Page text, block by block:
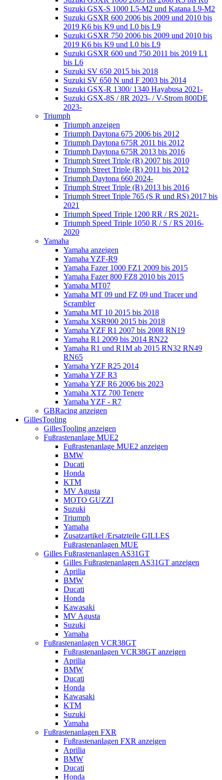
Suzuki GSX-S 1000 L5-M2 und Katana L9-M2
Suzuki GSXR 600 2006 bis 2009 und 2010 bis
2019 K6 bis K9 und L0 bis L9
Suzuki GSXR 750 2006 bis 2009 und 2010 bis
2019 K6 bis K9 und L0 bis L9
Suzuki GSXR 600 und 750 2011 bis 2019 L1
bis L6
Suzuki SV 650 2015 bis 2018
Suzuki SV 650 N und F 2003 bis 2014
Suzuki GSX-R 1300/ 1340 Hayabusa 2021-
Suzuki GSX-8S / 8R 2023- / V-Strom 800DE
2023-
Triumph
Triumph anzeigen
Triumph Daytona 675 2006 bis 2012
Triumph Daytona 675R 2011 bis 2012
Triumph Daytona 675R 2013 bis 2016
Triumph Street Triple (R) 2007 bis 2010
Triumph Street Triple (R) 2011 bis 2012
Triumph Daytona 660 2024-
Triumph Street Triple (R) 2013 bis 2016
Triumph Street Triple 765 (S R und RS) 2017 bis
2021
Triumph Speed Triple 1200 RR / RS 2021-
Triumph Speed Triple 1050 R / S / RS 2016-
2020
Yamaha
Yamaha anzeigen
Yamaha YZF-R9
Yamaha Fazer 1000 FZ1 2009 bis 2015
Yamaha Fazer 800 FZ8 2010 bis 2015
Yamaha MT07
Yamaha MT 09 und FZ 09 und Tracer und
Scrambler
Yamaha MT 10 2015 bis 2018
Yamaha XSR900 2015 bis 2018
Yamaha YZF R1 2007 bis 2008 RN19
Yamaha R1 2009 bis 2014 RN22
Yamaha R1 und R1M ab 2015 RN32 RN49
RN65
Yamaha YZF R25 2014
Yamaha YZF R3
Yamaha YZF R6 2006 bis 2023
Yamaha XTZ 700 Tenere
Yamaha YZF - R7
GBRacing anzeigen
GillesTooling
GillesTooling anzeigen
Fußrastenanlage MUE2
Fußrastenanlage MUE2 anzeigen
BMW
Ducati
Honda
KTM
MV Agusta
MOTO GUZZI
Suzuki
Triumph
Yamaha
Zusatzartikel /Ersatzteile GILLES
Fußrastenanlagen MUE
Gilles Fußrastenanlagen AS31GT
Gilles Fußrastenanlagen AS31GT anzeigen
Aprilia
BMW
Ducati
Honda
Kawasaki
MV Agusta
Suzuki
Yamaha
Fußrastenanlagen VCR38GT
Fußrastenanlagen VCR38GT anzeigen
Aprilia
BMW
Ducati
Honda
Kawasaki
KTM
Suzuki
Yamaha
Fußrastenanlagen FXR
Fußrastenanlagen FXR anzeigen
Aprilia
BMW
Ducati
Honda